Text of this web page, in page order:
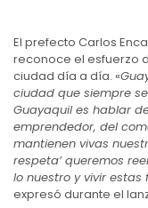
El prefecto Carlos
reconoce el esfuerzo
ciudad día a día. «
ciudad que siempre
Guayaquil es hablar
emprendedor, del
mantienen vivas
respeta’ queremos
lo nuestro y vivir
expresó durante el